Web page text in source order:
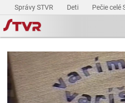
Správy STVR Deti Pečie celé